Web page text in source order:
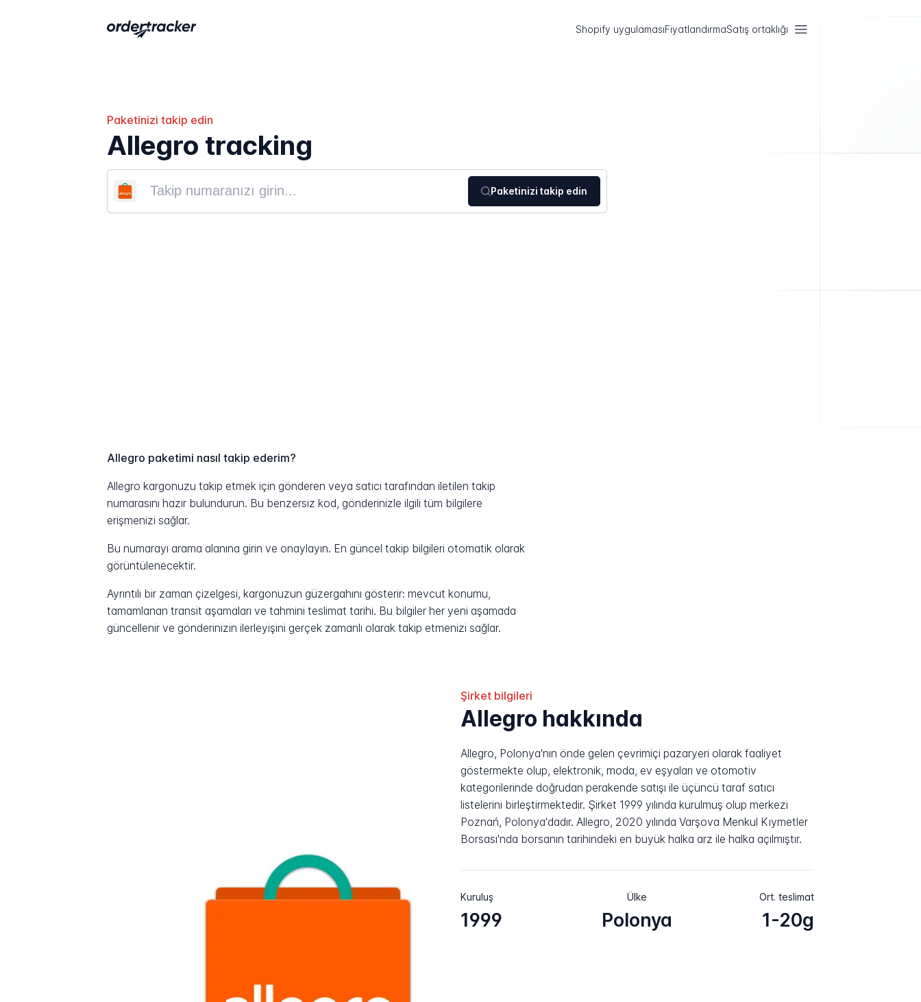
Shopify uygulamasıFiyatlandırmaSatış ortaklığı
Paketinizi takip edin
Allegro tracking
Paketinizi takip edin
Allegro paketimi nasıl takip ederim?
Allegro kargonuzu takip etmek için gönderen veya satıcı tarafından iletilen takip
numarasını hazır bulundurun. Bu benzersiz kod, gönderinizle ilgili tüm bilgilere
erişmenizi sağlar.
Bu numarayı arama alanına girin ve onaylayın. En güncel takip bilgileri otomatik olarak
görüntülenecektir.
Ayrıntılı bir zaman çizelgesi, kargonuzun güzergahını gösterir: mevcut konumu,
tamamlanan transit aşamaları ve tahmini teslimat tarihi. Bu bilgiler her yeni aşamada
güncellenir ve gönderinizin ilerleyişini gerçek zamanlı olarak takip etmenizi sağlar.
Şirket bilgileri
Allegro hakkında
Allegro, Polonya'nın önde gelen çevrimiçi pazaryeri olarak faaliyet
göstermekte olup, elektronik, moda, ev eşyaları ve otomotiv
kategorilerinde doğrudan perakende satışı ile üçüncü taraf satıcı
listelerini birleştirmektedir. Şirket 1999 yılında kurulmuş olup merkezi
Poznań, Polonya'dadır. Allegro, 2020 yılında Varşova Menkul Kıymetler
Borsası'nda borsanın tarihindeki en büyük halka arz ile halka açılmıştır.
Kuruluş
1999
Ülke
Polonya
Ort. teslimat
1-20g